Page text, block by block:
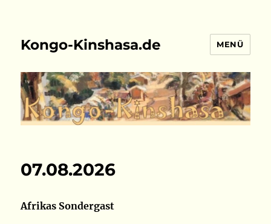
Kongo-Kinshasa.de MENÜ
07.08.2026
Afrikas Sondergast